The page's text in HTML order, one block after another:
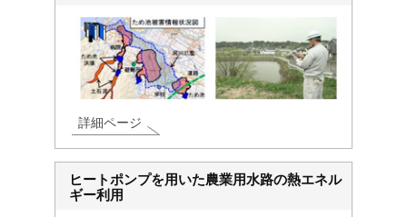
詳細ページ
ヒートポンプを用いた農業用水路の熱エネル
ギー利用